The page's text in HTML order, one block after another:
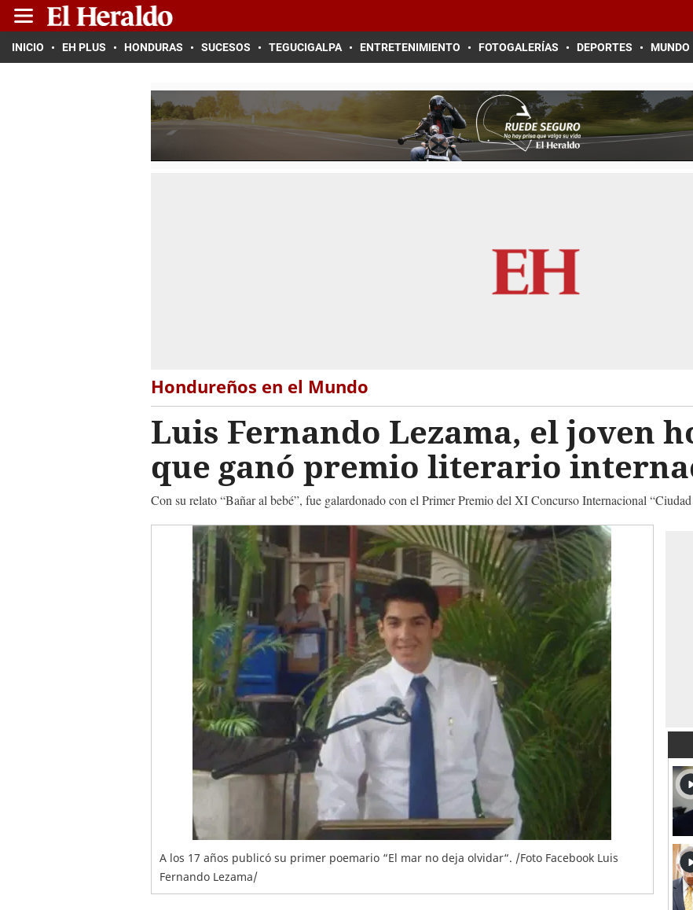
INICIO EH PLUS HONDURAS SUCESOS TEGUCIGALPA ENTRETENIMIENTO FOTOGALERÍAS DEPORTES MUNDO
Hondureños en el Mundo
Luis Fernando Lezama, el joven
que ganó premio literario
Con su relato “Bañar al bebé”, fue galardonado con el Primer Premio del XI Concurso Internacional
A los 17 años publicó su primer poemario “El mar no deja olvidar“. /Foto Facebook Luis
Fernando Lezama/